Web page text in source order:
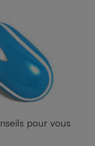
pour vous